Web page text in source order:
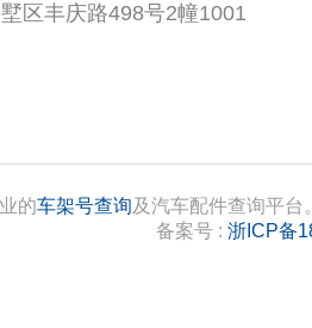
快充时间(小时)
快充电量(%)
区丰庆路498号2幢1001
的车架号查询及汽车配件查询平台
备案号 : 浙ICP备